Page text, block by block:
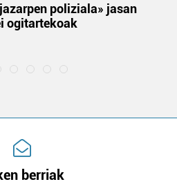
poliziala» jasan
ogitartekoak
berriak